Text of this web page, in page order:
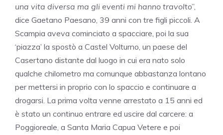
una vita diversa ma gli eventi mi hanno travolto”,
dice Gaetano Paesano, 39 anni con tre figli piccoli. A
Scampia aveva cominciato a spacciare, poi la sua
‘piazza’ la spostò a Castel Volturno, un paese del
Casertano distante dal luogo in cui era nato solo
qualche chilometro ma comunque abbastanza lontano
per mettersi in proprio con lo spaccio e continuare a
drogarsi. La prima volta venne arrestato a 15 anni ed
è stato un continuo entrare ed uscire dal carcere: a
Poggioreale, a Santa Maria Capua Vetere e poi